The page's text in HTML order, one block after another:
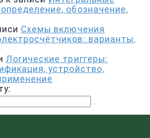
обозначение,
Схемы включения
варианты,
Логические триггеры:
устройство,